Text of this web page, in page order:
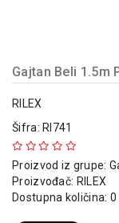
Instalacioni
materijal
Napajanja
kontrola
osvetljenja
Gajtan Beli 1.5m
RILEX
Šifra: RI741
Proizvod iz grupe:
Proizvođač: RILEX
Dostupna količina: 0